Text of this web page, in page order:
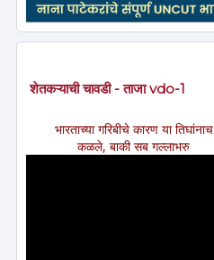
शेतकऱ्याची चावडी - ताजा vdo-1
भारताच्या गरिबीचे कारण या तिघांनाच
कळले, बाकी सब गल्लाभरु